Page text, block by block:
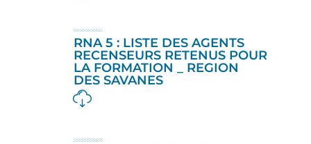
RNA 5 : LISTE DES AGENTS
RECENSEURS RETENUS POUR
LA FORMATION _ REGION
DES SAVANES